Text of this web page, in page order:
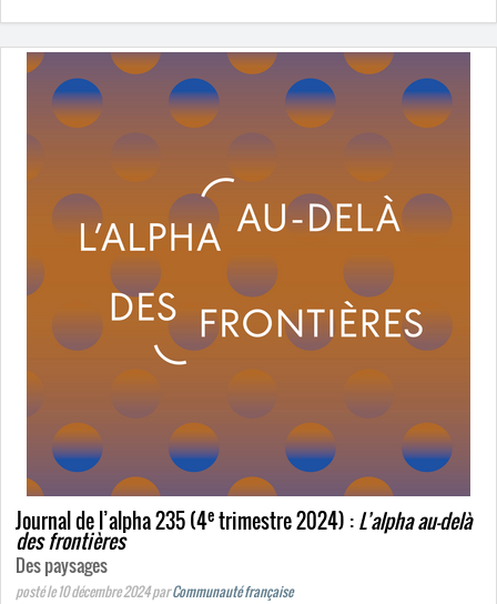
Journal de l’alpha 235 (4etrimestre 2024) :L’alpha au-delà
des frontières
Des paysages
posté le 10 décembre 2024parCommunauté française